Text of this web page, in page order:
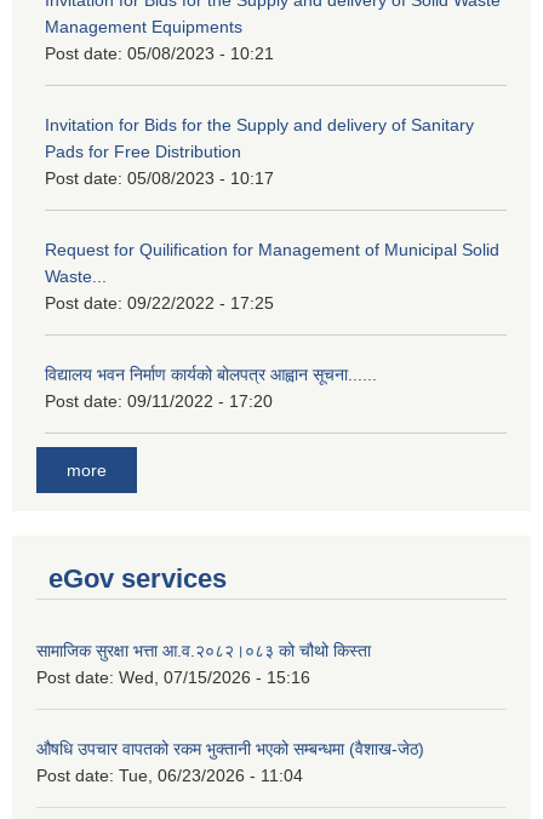
Management Equipments
Post date: 05/08/2023 - 10:21
Invitation for Bids for the Supply and delivery of Sanitary
Pads for Free Distribution
Post date: 05/08/2023 - 10:17
Request for Quilification for Management of Municipal Solid
Waste...
Post date: 09/22/2022 - 17:25
विद्यालय भवन निर्माण कार्यको बोलपत्र आह्वान सूचना......
Post date: 09/11/2022 - 17:20
more
eGov services
सामाजिक सुरक्षा भत्ता आ.व.२०८२।०८३ को चौथो किस्ता
Post date: Wed, 07/15/2026 - 15:16
औषधि उपचार वापतको रकम भुक्तानी भएको सम्बन्धमा (वैशाख-जेठ)
Post date: Tue, 06/23/2026 - 11:04